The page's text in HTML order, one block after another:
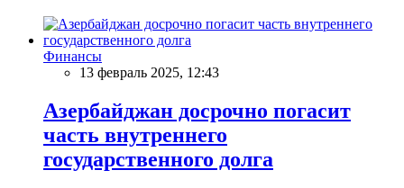
Финансы
13 февраль 2025, 12:43
Азербайджан досрочно погасит
часть внутреннего
государственного долга